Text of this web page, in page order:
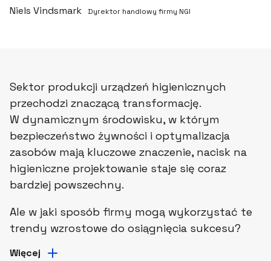
Niels Vindsmark Dyrektor handlowy firmy NGI
Sektor produkcji urządzeń higienicznych
przechodzi znaczącą transformację.
W dynamicznym środowisku, w którym
bezpieczeństwo żywności i optymalizacja
zasobów mają kluczowe znaczenie, nacisk na
higieniczne projektowanie staje się coraz
bardziej powszechny.
Ale w jaki sposób firmy mogą wykorzystać te
trendy wzrostowe do osiągnięcia sukcesu?
Więcej